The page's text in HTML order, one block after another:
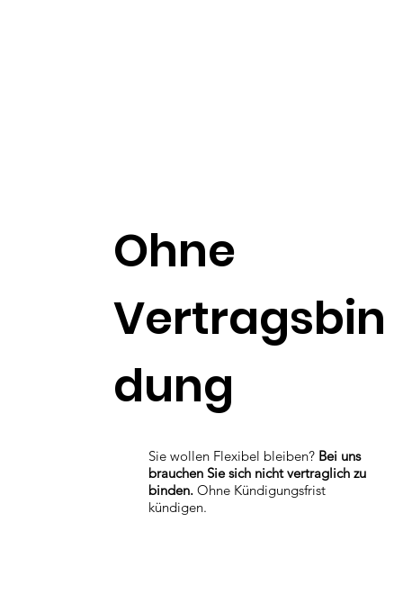
Ohne
Vertragsbin
dung
Sie wollen Flexibel bleiben? Bei uns
brauchen Sie sich nicht vertraglich zu
binden.Ohne Kündigungsfrist
kündigen.